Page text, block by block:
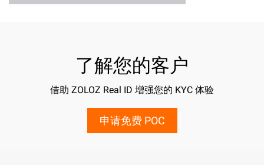
了解您的客户
借助 ZOLOZ Real ID 增强您的 KYC 体验
申请免费 POC